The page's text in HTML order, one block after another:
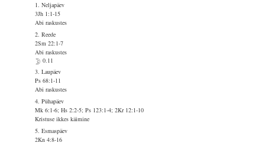
1. Neljapäev
3Jh 1:1-15
Abi raskustes
2. Reede
2Sm 22:1-7
Abi raskustes
0.11
3. Laupäev
Ps 68:1-11
Abi raskustes
4. Pühapäev
Mk 6:1-6; Hs 2:2-5; Ps 123:1-4; 2Kr 12:1-10
Kristuse ikkes käimine
5. Esmaspäev
2Kn 4:8-16